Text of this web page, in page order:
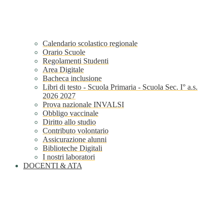
Calendario scolastico regionale
Orario Scuole
Regolamenti Studenti
Area Digitale
Bacheca inclusione
Libri di testo - Scuola Primaria - Scuola Sec. I° a.s.
2026 2027
Prova nazionale INVALSI
Obbligo vaccinale
Diritto allo studio
Contributo volontario
Assicurazione alunni
Biblioteche Digitali
I nostri laboratori
DOCENTI & ATA